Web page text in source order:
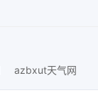
azbxut天气网